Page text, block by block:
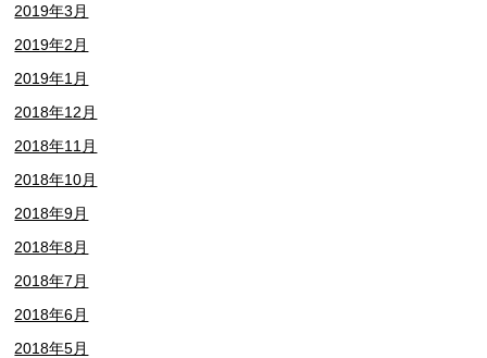
2019年3月
2019年2月
2019年1月
2018年12月
2018年11月
2018年10月
2018年9月
2018年8月
2018年7月
2018年6月
2018年5月